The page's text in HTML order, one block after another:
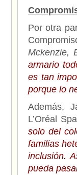
Por otra
Mckenzie,
armario
es tan
porque lo
Además,
L’Oréal
solo del
familias
inclusión.
pueda